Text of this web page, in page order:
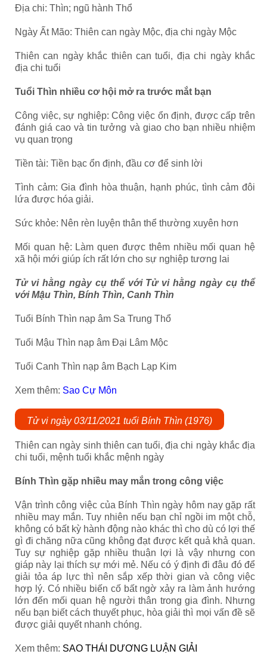
Địa chi: Thìn; ngũ hành Thổ
Ngày Ất Mão: Thiên can ngày Mộc, địa chi ngày Mộc
Thiên can ngày khắc thiên can tuổi, địa chi ngày khắc
địa chi tuổi
Tuổi Thìn nhiều cơ hội mở ra trước mắt bạn
Công việc, sự nghiệp: Công việc ổn định, được cấp trên
đánh giá cao và tin tưởng và giao cho bạn nhiều nhiệm
vụ quan trọng
Tiền tài: Tiền bạc ổn định, đầu cơ để sinh lời
Tình cảm: Gia đình hòa thuận, hạnh phúc, tình cảm đôi
lứa được hóa giải.
Sức khỏe: Nên rèn luyện thân thể thường xuyên hơn
Mối quan hệ: Làm quen được thêm nhiều mối quan hệ
xã hội mới giúp ích rất lớn cho sự nghiệp tương lai
Tử vi hằng ngày cụ thể với Tử vi hằng ngày cụ thể
với Mậu Thìn, Bính Thìn, Canh Thìn
Tuổi Bính Thìn nạp âm Sa Trung Thổ
Tuổi Mậu Thìn nạp âm Đại Lâm Mộc
Tuổi Canh Thìn nạp âm Bạch Lạp Kim
Xem thêm: Sao Cự Môn
Tử vi ngày 03/11/2021 tuổi Bính Thìn (1976)
Thiên can ngày sinh thiên can tuổi, địa chi ngày khắc địa
chi tuổi, mệnh tuổi khắc mệnh ngày
Bính Thìn gặp nhiều may mắn trong công việc
Vận trình công việc của Bính Thìn ngày hôm nay gặp rất
nhiều may mắn. Tuy nhiên nếu bạn chỉ ngồi im một chỗ,
không có bất kỳ hành động nào khác thì cho dù có lợi thế
gì đi chăng nữa cũng không đạt được kết quả khả quan.
Tuy sự nghiệp gặp nhiều thuận lợi là vậy nhưng con
giáp này lại thích sự mới mẻ. Nếu có ý định đi đâu đó để
giải tỏa áp lực thì nên sắp xếp thời gian và công việc
hợp lý. Có nhiều biến cố bất ngờ xảy ra làm ảnh hướng
lớn đến mối quan hệ người thân trong gia đình. Nhưng
nếu bạn biết cách thuyết phục, hòa giải thì mọi vấn đề sẽ
được giải quyết nhanh chóng.
Xem thêm: SAO THÁI DƯƠNG LUẬN GIẢI